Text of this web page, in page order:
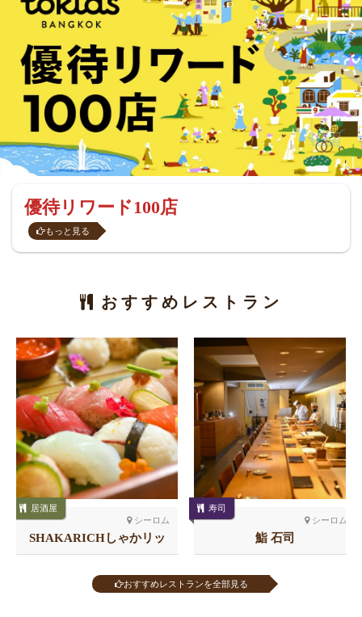
優待リワード100店
もっと見る
おすすめレストラン
シーロム
居酒屋
SHAKARICHしゃかリッ
チ スラウォン
シーロム
寿司
鮨 石司
おすすめレストランを全部見る